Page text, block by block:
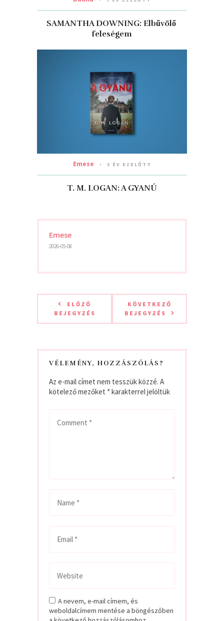
SAMANTHA DOWNING: Elbűvölő ​
feleségem
Emese 3 ÉV EZELŐTT
T. M. LOGAN: A GYANÚ
Emese
2026-05-08
ELŐZŐ
BEJEGYZÉS
KÖVETKEZŐ
BEJEGYZÉS
VÉLEMÉNY, HOZZÁSZÓLÁS?
Az e-mail címet nem tesszük közzé. A
kötelező mezőket *karakterrel jelöltük
A nevem, e-mail címem, és
weboldalcímem mentése a böngészőben